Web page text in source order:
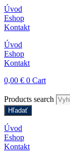
Úvod
Eshop
Kontakt
Úvod
Eshop
Kontakt
0,00 € 0 Cart
Products search
Hľadať
Úvod
Eshop
Kontakt